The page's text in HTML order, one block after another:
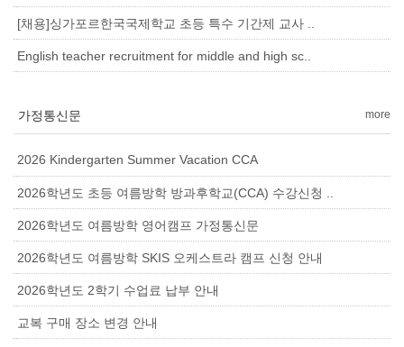
[채용]싱가포르한국국제학교 초등 특수 기간제 교사 ..
English teacher recruitment for middle and high sc..
가정통신문 more
2026 Kindergarten Summer Vacation CCA
2026학년도 초등 여름방학 방과후학교(CCA) 수강신청 ..
2026학년도 여름방학 영어캠프 가정통신문
2026학년도 여름방학 SKIS 오케스트라 캠프 신청 안내
2026학년도 2학기 수업료 납부 안내
교복 구매 장소 변경 안내